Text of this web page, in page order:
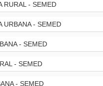
RURAL - SEMED
URBANA - SEMED
- SEMED
- SEMED
- SEMED